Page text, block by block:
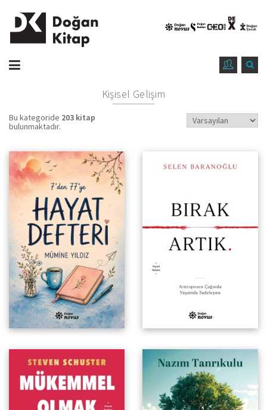
Kişisel Gelişim
Bu kategoride 203 kitap
bulunmaktadır.
Doğanın Sessiz
Öğretmenliğinde İnsanın
Kendini Arayışı